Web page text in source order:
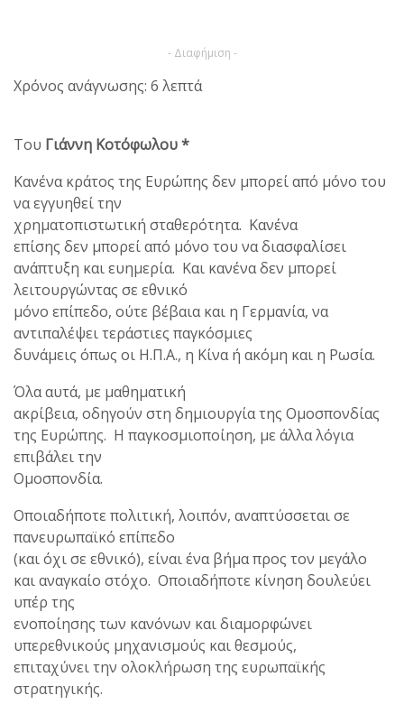
- Διαφήμιση -
Χρόνος ανάγνωσης: 6 λεπτά
Του Γιάννη Κοτόφωλου *
Κανένα κράτος της Ευρώπης δεν μπορεί από μόνο του
να εγγυηθεί την
χρηματοπιστωτική σταθερότητα. Κανένα
επίσης δεν μπορεί από μόνο του να διασφαλίσει
ανάπτυξη και ευημερία. Και κανένα δεν μπορεί
λειτουργώντας σε εθνικό
μόνο επίπεδο, ούτε βέβαια και η Γερμανία, να
αντιπαλέψει τεράστιες παγκόσμιες
δυνάμεις όπως οι Η.Π.Α., η Κίνα ή ακόμη και η Ρωσία.
Όλα αυτά, με μαθηματική
ακρίβεια, οδηγούν στη δημιουργία της Ομοσπονδίας
της Ευρώπης. Η παγκοσμιοποίηση, με άλλα λόγια
επιβάλει την
Ομοσπονδία.
Οποιαδήποτε πολιτική, λοιπόν, αναπτύσσεται σε
πανευρωπαϊκό επίπεδο
(και όχι σε εθνικό), είναι ένα βήμα προς τον μεγάλο
και αναγκαίο στόχο. Οποιαδήποτε κίνηση δουλεύει
υπέρ της
ενοποίησης των κανόνων και διαμορφώνει
υπερεθνικούς μηχανισμούς και θεσμούς,
επιταχύνει την ολοκλήρωση της ευρωπαϊκής
στρατηγικής.